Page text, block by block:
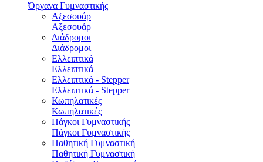
Όργανα Γυμναστικής
Αξεσουάρ
Αξεσουάρ
Διάδρομοι
Διάδρομοι
Ελλειπτικά
Ελλειπτικά
Ελλειπτικά - Stepper
Ελλειπτικά - Stepper
Κωπηλατικές
Κωπηλατικές
Πάγκοι Γυμναστικής
Πάγκοι Γυμναστικής
Παθητική Γυμναστική
Παθητική Γυμναστική